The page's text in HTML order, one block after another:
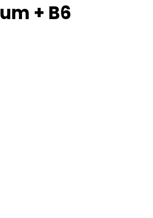
+ B6